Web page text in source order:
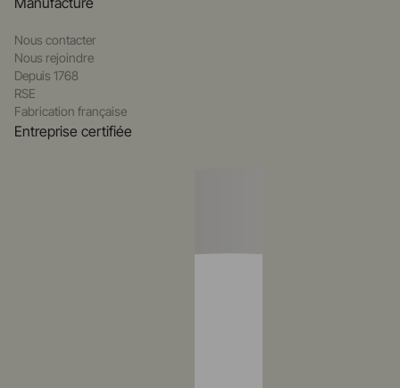
Nous contacter
Nous rejoindre
Depuis 1768
RSE
Fabrication française
Entreprise certifiée